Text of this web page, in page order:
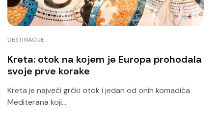
DESTINACIJE
Kreta: otok na kojem je Europa prohodala
svoje prve korake
Kreta je najveći grčki otok i jedan od onih komadića
Mediterana koji...